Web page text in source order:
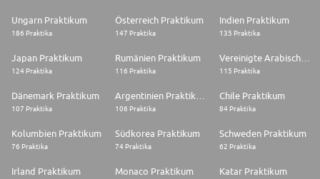
Ungarn Praktikum
186 Praktika
Österreich Praktikum
147 Praktika
Indien Praktikum
135 Praktika
Japan Praktikum
124 Praktika
Rumänien Praktikum
116 Praktika
Vereinigte Arabische Emirate Praktikum
115 Praktika
Dänemark Praktikum
107 Praktika 106 Praktika
Chile Praktikum
84 Praktika
Kolumbien Praktikum
76 Praktika
Südkorea Praktikum
74 Praktika
Schweden Praktikum
62 Praktika
Irland Praktikum Monaco Praktikum Katar Praktikum